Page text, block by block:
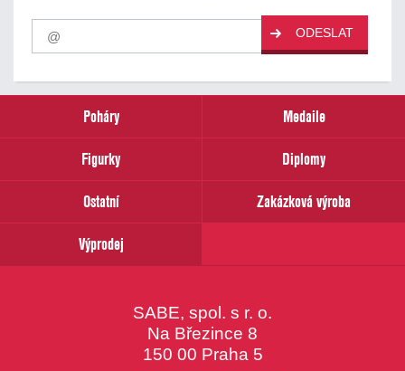
Pro
odběr
našich
email
ODESLAT
Poháry
Medaile
Figurky
Diplomy
Ostatní
Zakázková výroba
Výprodej
SABE, spol. s r. o.
Na Březince 8
150 00 Praha 5